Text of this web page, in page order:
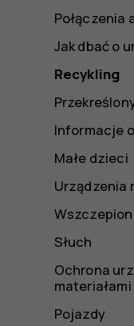
Połączenia
Jak dbać o
Recykling
Informacje
Małe dzieci
Urządzenia
Słuch
Ochrona
materiałami
Pojazdy